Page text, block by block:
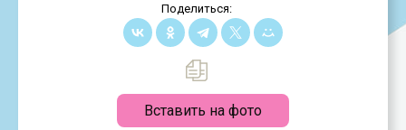
Поделиться:
Вставить на фото